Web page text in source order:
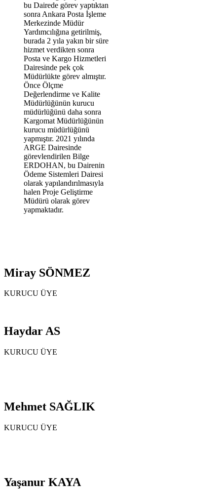
bu Dairede görev yaptıktan
sonra Ankara Posta İşleme
Merkezinde Müdür
Yardımcılığına getirilmiş,
burada 2 yıla yakın bir süre
hizmet verdikten sonra
Posta ve Kargo Hizmetleri
Dairesinde pek çok
Müdürlükte görev almıştır.
Önce Ölçme
Değerlendirme ve Kalite
Müdürlüğünün kurucu
müdürlüğünü daha sonra
Kargomat Müdürlüğünün
kurucu müdürlüğünü
yapmıştır. 2021 yılında
ARGE Dairesinde
görevlendirilen Bilge
ERDOHAN, bu Dairenin
Ödeme Sistemleri Dairesi
olarak yapılandırılmasıyla
halen Proje Geliştirme
Müdürü olarak görev
yapmaktadır.
Miray SÖNMEZ
KURUCU ÜYE
Haydar AS
KURUCU ÜYE
Mehmet SAĞLIK
KURUCU ÜYE
Yaşanur KAYA